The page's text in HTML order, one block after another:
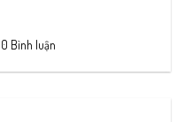
0 Bình luận